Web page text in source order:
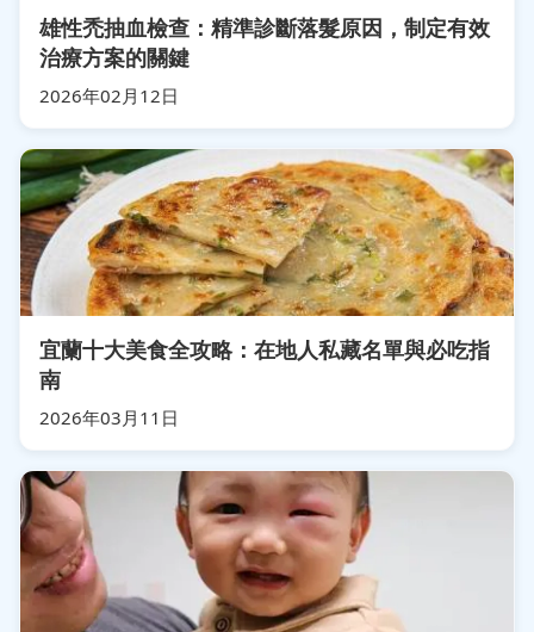
雄性禿抽血檢查：精準診斷落髮原因，制定有效
治療方案的關鍵
2026年02月12日
宜蘭十大美食全攻略：在地人私藏名單與必吃指
南
2026年03月11日